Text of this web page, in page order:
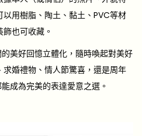
用樹脂、陶土、黏土、PVC等材
也可收藏。
的美好回憶立體化，隨時喚起對美好
婚禮物、情人節驚喜，還是周年
成為完美的表達愛意之選。